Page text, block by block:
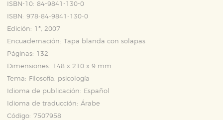
ISBN-10: 84-9841-130-0
ISBN: 978-84-9841-130-0
Edición: 1ª, 2007
Encuadernación: Tapa blanda con solapas
Páginas: 132
Dimensiones: 148 x 210 x 9 mm
Tema:
Filosofía, psicología
Idioma de publicación:
Español
Idioma de traducción: Árabe
Código: 7507958